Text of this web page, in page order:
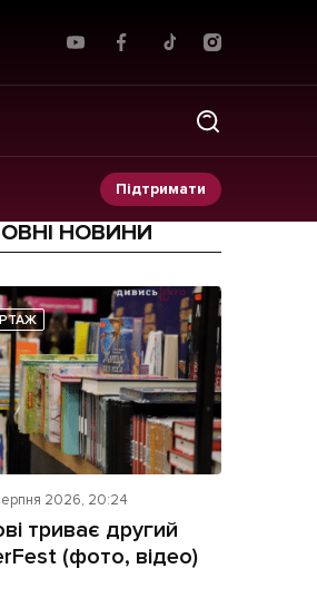
Підтримати
Lviv
НОВИНИ
2026, 20:24
триває другий
(фото, відео)